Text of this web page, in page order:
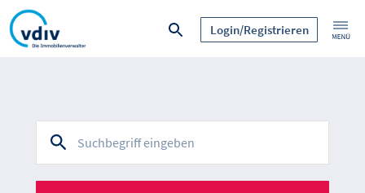
Login/Registrieren